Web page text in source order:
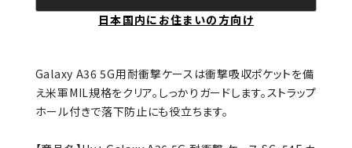
日本国内にお住まいの方向け
Galaxy A36 5G用耐衝撃ケースは衝撃吸収ポケットを備
え米軍MIL規格をクリア。しっかりガードします。ストラップ
ホール付きで落下防止にも役立ちます。